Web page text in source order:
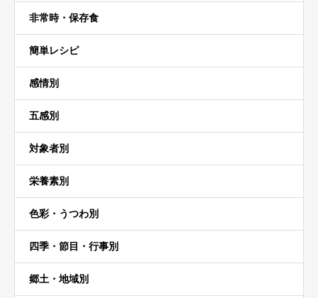
非常時・保存食
簡単レシピ
感情別
五感別
対象者別
栄養素別
色彩・うつわ別
四季・節目・行事別
郷土・地域別